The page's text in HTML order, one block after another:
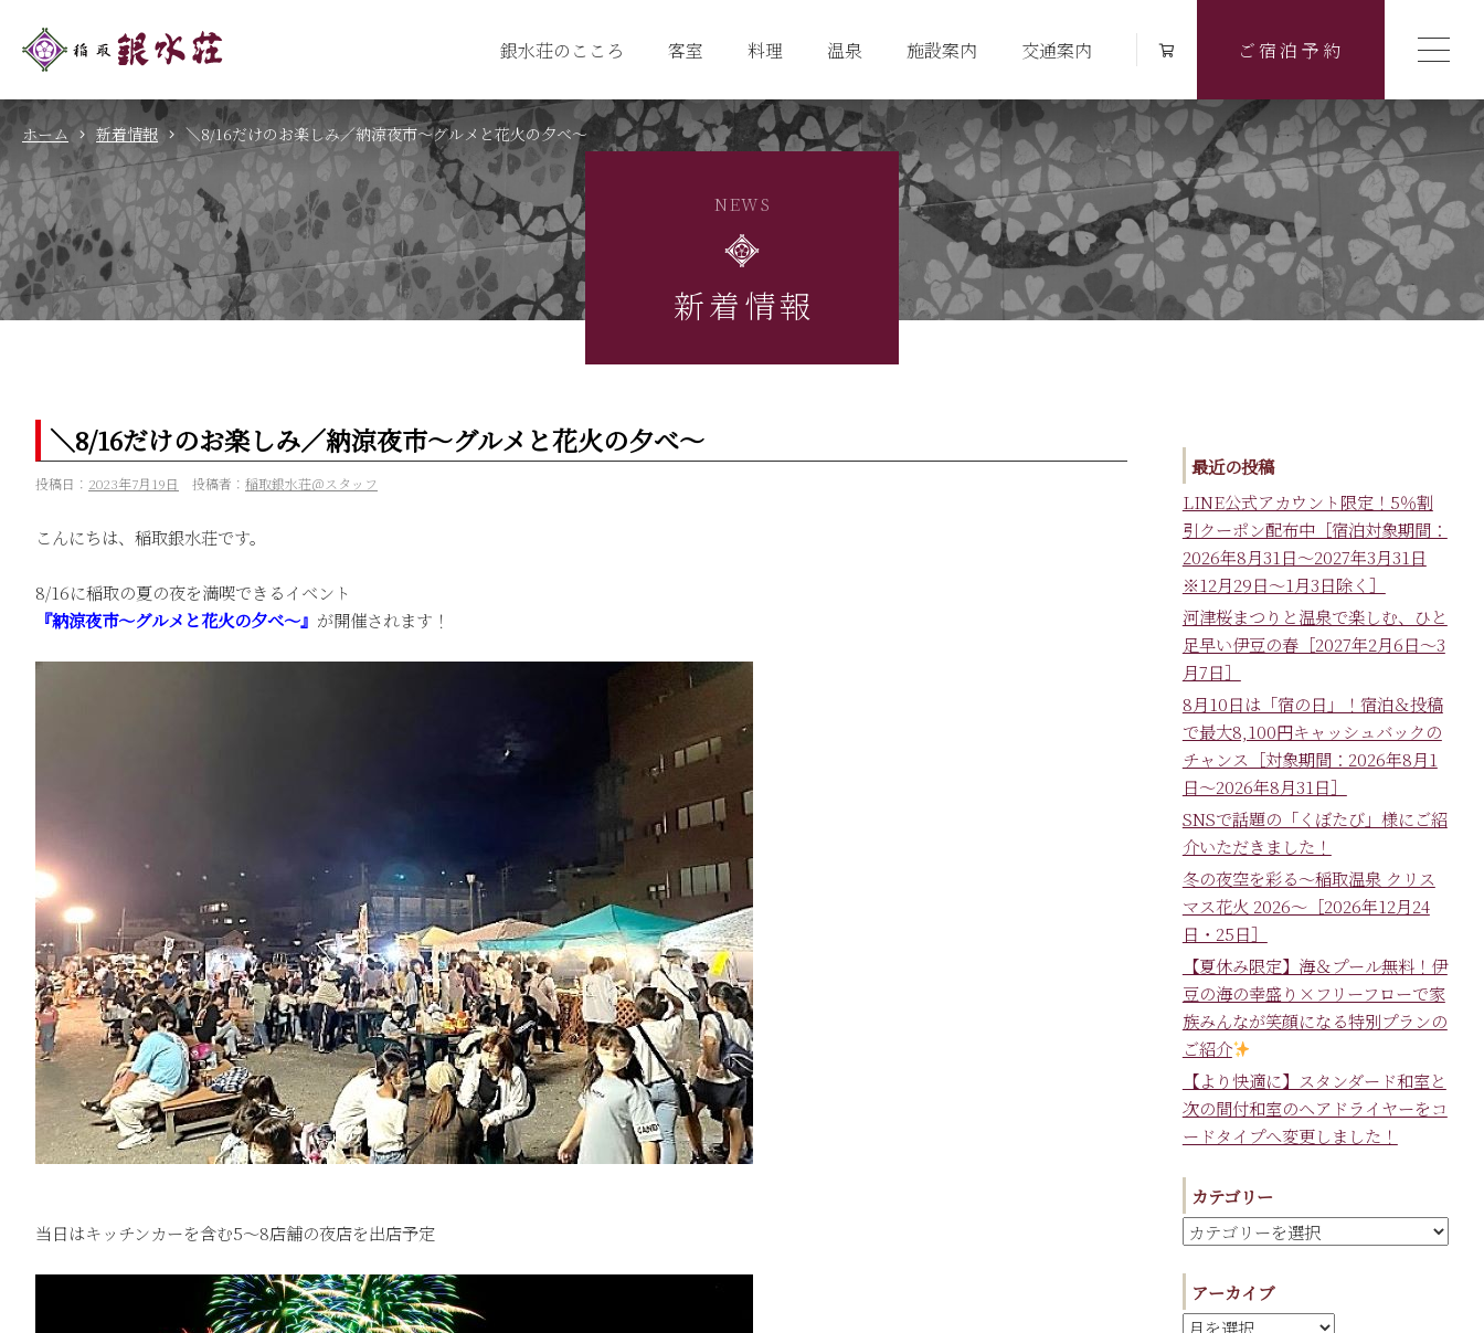
銀水荘のこころ 客室 料理 温泉 施設案内 交通案内 ご宿泊予約
NEWS
新着情報
ホーム 新着情報 ＼8/16だけのお楽しみ／納涼夜市～グルメと花火の夕べ～
＼8/16だけのお楽しみ／納涼夜市～グルメと花火の夕べ～
投稿日： 2023年7月19日 投稿者： 稲取銀水荘＠スタッフ
こんにちは、稲取銀水荘です。
8/16に稲取の夏の夜を満喫できるイベント
『納涼夜市～グルメと花火の夕べ～』 が開催されます！
当日はキッチンカーを含む5～8店舗の夜店を出店予定
最近の投稿
LINE公式アカウント限定！5％割
引クーポン配布中［宿泊対象期間：
2026年8月31日～2027年3月31日
※12月29日～1月3日除く］
河津桜まつりと温泉で楽しむ、ひと
足早い伊豆の春［2027年2月6日～3
月7日］
8月10日は「宿の日」！宿泊＆投稿
で最大8,100円キャッシュバックの
チャンス［対象期間：2026年8月1
日～2026年8月31日］
SNSで話題の「くぼたび」様にご紹
介いただきました！
冬の夜空を彩る～稲取温泉 クリス
マス花火 2026～［2026年12月24
日・25日］
【夏休み限定】海＆プール無料！伊
豆の海の幸盛り×フリーフローで家
族みんなが笑顔になる特別プランの
ご紹介
【より快適に】スタンダード和室と
次の間付和室のヘアドライヤーをコ
ードタイプへ変更しました！
カテゴリー
アーカイブ